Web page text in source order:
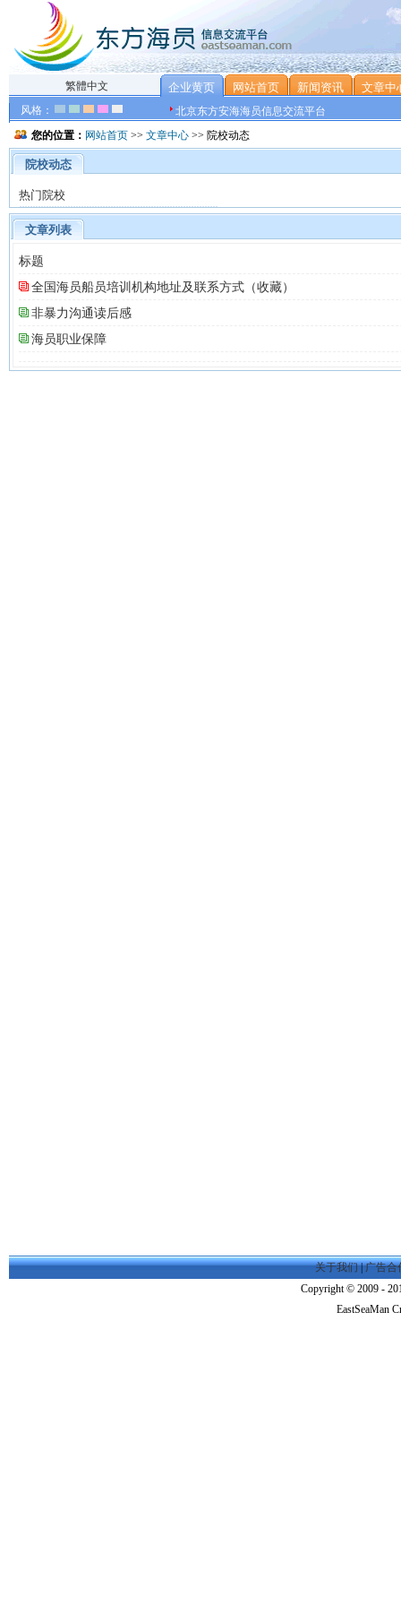
繁體中文
风格：
企业黄页 网站首页 新闻资讯 文章中
北京东方安海海员信息交流平台
您的位置： 网站首页 >> 文章中心 >> 院校动态
院校动态
热门院校
文章列表
标题
全国海员船员培训机构地址及联系方式（收藏）
非暴力沟通读后感
海员职业保障
关于我们|广告合
Copyright © 2009 -
EastSeaMan